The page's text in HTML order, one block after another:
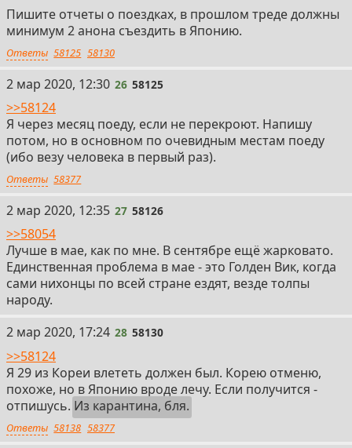
Пишите отчеты о поездках, в прошлом треде должны
минимум 2 анона съездить в Японию.
Ответы 58125 58130
26
2 мар 2020, 12:30 26 58125
>>58124
Я через месяц поеду, если не перекроют. Напишу
потом, но в основном по очевидным местам поеду
(ибо везу человека в первый раз).
Ответы 58377
27
2 мар 2020, 12:35 27 58126
>>58054
Лучше в мае, как по мне. В сентябре ещё жарковато.
Единственная проблема в мае - это Голден Вик, когда
сами нихонцы по всей стране ездят, везде толпы
народу.
28
2 мар 2020, 17:24 28 58130
>>58124
Я 29 из Кореи влететь должен был. Корею отменю,
похоже, но в Японию вроде лечу. Если получится -
отпишусь. Из карантина, бля.
Ответы 58138 58377